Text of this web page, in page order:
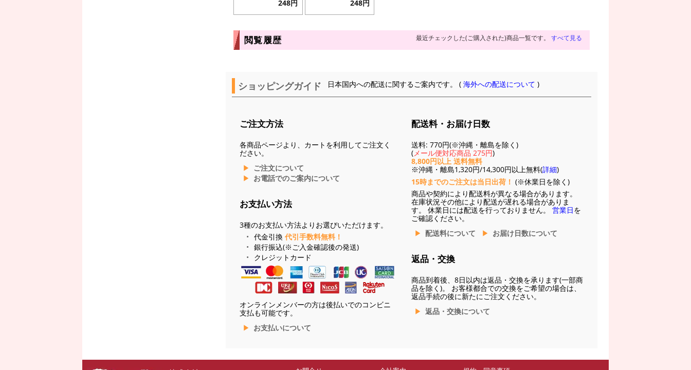
248円 248円
閲覧履歴 最近チェックした(ご購入された)商品一覧です。 すべて見る
ショッピングガイド 日本国内への配送に関するご案内です。 (海外への配送について )
ご注文方法
各商品ページより、カートを利用してご注文く
ださい。
ご注文について
お電話でのご案内について
お支払い方法
3種のお支払い方法よりお選びいただけます。
代金引換 代引手数料無料！
銀行振込(※ご入金確認後の発送)
クレジットカード
オンラインメンバーの方は後払いでのコンビニ
支払も可能です。
お支払いについて
配送料・お届け日数
送料: 770円(※沖縄・離島を除く)
(メール便対応商品 275円)
8,800円以上 送料無料
※沖縄・離島1,320円/14,300円以上無料(詳細)
15時までのご注文は当日出荷！ (※休業日を除く)
商品や契約により配送料が異なる場合があります。
在庫状況その他により配送が遅れる場合がありま
す。 休業日には配送を行っておりません。 営業日を
ご確認ください。
配送料について
お届け日数について
返品・交換
商品到着後、8日以内は返品・交換を承ります(一部商
品を除く)。 お客様都合での交換をご希望の場合は、
返品手続の後に新たにご注文ください。
返品・交換について